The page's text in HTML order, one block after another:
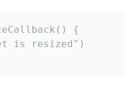
{
is resized")